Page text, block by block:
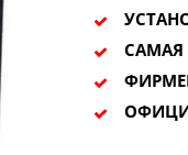
САМАЯ